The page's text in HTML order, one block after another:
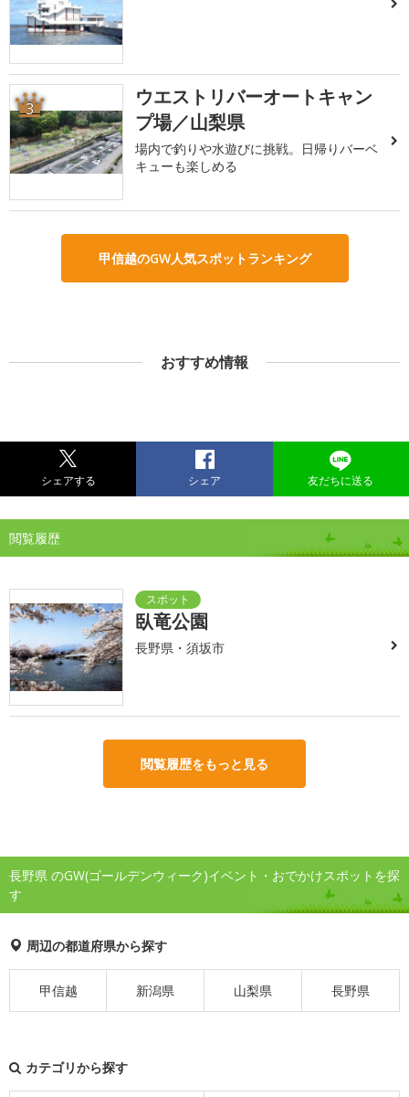
3
ウエストリバーオートキャン
プ場／山梨県
場内で釣りや水遊びに挑戦。日帰りバーベ
キューも楽しめる
甲信越のGW人気スポットランキング
おすすめ情報
シェアする シェア 友だちに送る
閲覧履歴
臥竜公園
長野県・須坂市
閲覧履歴をもっと見る
長野県 のGW(ゴールデンウィーク)イベント・おでかけスポットを探
す
周辺の都道府県から探す
甲信越 新潟県 山梨県 長野県
カテゴリから探す